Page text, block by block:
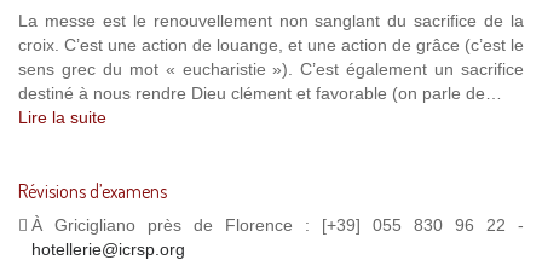
La messe est le renouvellement non sanglant du sacrifice de la
croix. C’est une action de louange, et une action de grâce (c’est le
sens grec du mot « eucharistie »). C’est également un sacrifice
destiné à nous rendre Dieu clément et favorable (on parle de…
Lire la suite
Révisions d’examens
À Gricigliano près de Florence : [+39] 055 830 96 22 -
hotellerie@icrsp.org